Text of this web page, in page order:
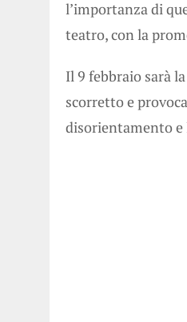
l’importanza di
teatro, con la
Il 9 febbraio sarà
scorretto e
disorientamento e